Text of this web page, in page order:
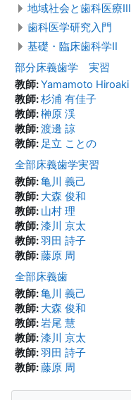
地域社会と歯科医療Ⅲ
歯科医学研究入門
基礎・臨床歯科学Ⅱ
部分床義歯学 実習
教師:Yamamoto Hiroaki
教師:杉浦 有佳子
教師:榊原 渓
教師:渡邊 諒
教師: 足立 ことの
全部床義歯学実習
教師:亀川 義己
教師: 大森 俊和
教師: 山村 理
教師:漆川 京太
教師:羽田 詩子
教師:藤原 周
全部床義歯
教師:亀川 義己
教師: 大森 俊和
教師:岩尾 慧
教師:漆川 京太
教師:羽田 詩子
教師:藤原 周